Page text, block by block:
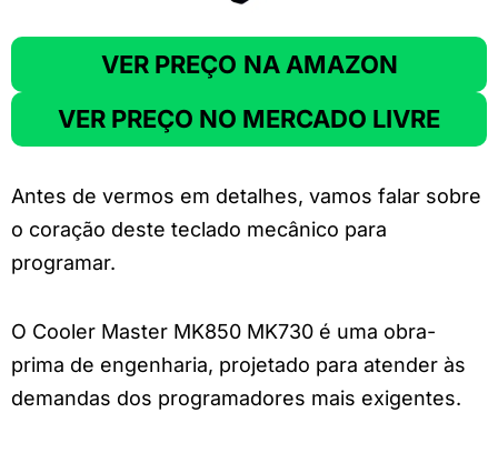
VER PREÇO NA AMAZON
VER PREÇO NO MERCADO LIVRE
Antes de vermos em detalhes, vamos falar sobre
o coração deste teclado mecânico para
programar.
O Cooler Master MK850 MK730 é uma obra-
prima de engenharia, projetado para atender às
demandas dos programadores mais exigentes.